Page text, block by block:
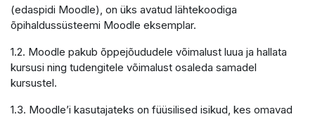
(edaspidi Moodle), on üks avatud lähtekoodiga
õpihaldussüsteemi Moodle eksemplar.
1.2. Moodle pakub õppejõududele võimalust luua ja hallata
kursusi ning tudengitele võimalust osaleda samadel
kursustel.
1.3. Moodle’i kasutajateks on füüsilised isikud, kes omavad